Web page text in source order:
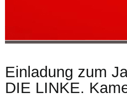
Einladung zum
DIE LINKE.